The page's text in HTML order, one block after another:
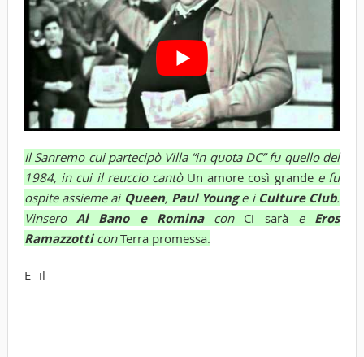
Il Sanremo cui partecipò Villa “in quota DC” fu quello del
1984, in cui il reuccio cantò Un amore così grandee fu
ospite assieme ai Queen, Paul Younge i Culture Club.
VinseroAl Bano e Romina con Ci saràe Eros
RamazzotticonTerra promessa.
E il